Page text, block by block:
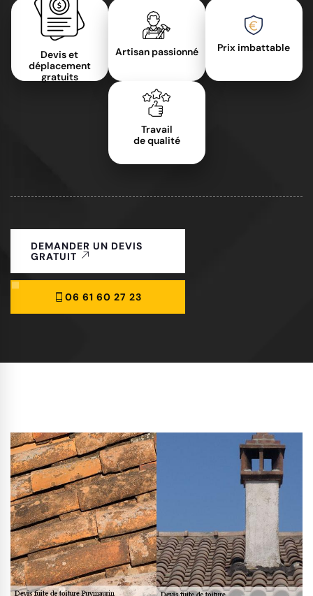
Devis et
déplacement
gratuits
Artisan passionné Prix imbattable
Travail
de qualité
DEMANDER UN DEVIS
GRATUIT
06 61 60 27 23